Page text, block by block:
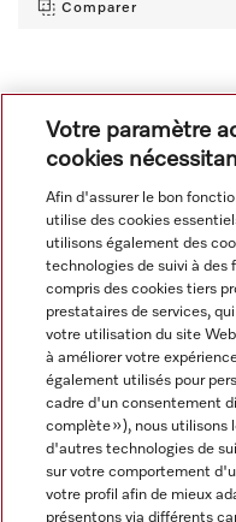
Comparer
Navigation
Service
Votre paramètre
cookies
Afin d'assurer le bon
utilise des cookies
utilisons également des
technologies de suivi à des
compris des cookies tiers
prestataires de services,
votre utilisation du site
à améliorer votre
également utilisés pour
cadre d'un consentement
complète »), nous utilisons
d'autres technologies de
sur votre comportement
votre profil afin de mieux
présentons via différents